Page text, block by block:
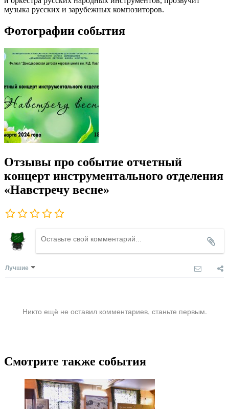
музыка русских и зарубежных композиторов.
Фотографии события
Отзывы про событие отчетный
концерт инструментального отделения
«Навстречу весне»
Лучшие
Никто ещё не оставил комментариев, станьте первым.
Смотрите также события